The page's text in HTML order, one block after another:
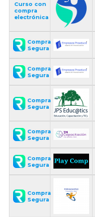
Curso con
compra
electrónica
Compra
Segura
Compra
Segura
Compra
Segura
Compra
Segura
Compra
Segura
Compra
Segura